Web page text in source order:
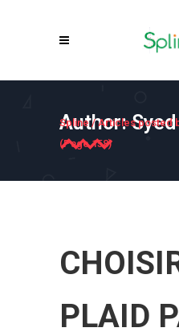
Author:
Spline/Articles posted
(Page 158)
PLAID